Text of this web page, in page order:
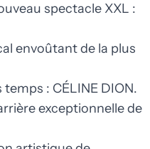
spectacle XXL :
envoûtant de la plus
: CÉLINE DION.
exceptionnelle de